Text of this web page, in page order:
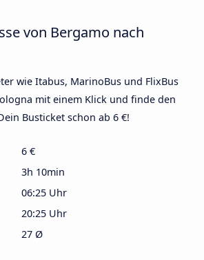
von Bergamo nach
wie Itabus, MarinoBus und FlixBus
mit einem Klick und finde den
Busticket schon ab 6 €!
6 €
3h 10min
06:25 Uhr
20:25 Uhr
27 Ø